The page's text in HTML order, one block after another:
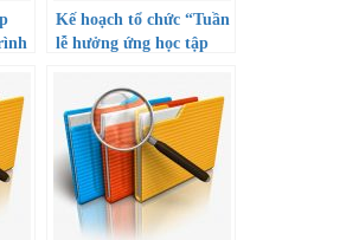
và
Kế hoạch tổ chức “Tuần
lễ hưởng ứng học tập
Công văn hướng dẫn
triển khai thực hiện